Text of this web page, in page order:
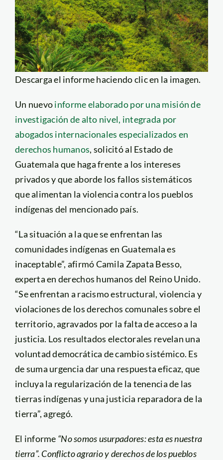
Descarga el informe haciendo clic en la imagen.
Un nuevoinforme elaborado por una misión de
investigación de alto nivel, integrada por
abogados internacionales especializados en
derechos humanos, solicitó al Estado de
Guatemala que haga frente a los intereses
privados y que aborde los fallos sistemáticos
que alimentan la violencia contra los pueblos
indígenas del mencionado país.
“La situación a la que se enfrentan las
comunidades indígenas en Guatemala es
inaceptable”, afirmó Camila Zapata Besso,
experta en derechos humanos del Reino Unido.
“Se enfrentan a racismo estructural, violencia y
violaciones de los derechos comunales sobre el
territorio, agravados por la falta de acceso a la
justicia. Los resultados electorales revelan una
voluntad democrática de cambio sistémico. Es
de suma urgencia dar una respuesta eficaz, que
incluya la regularización de la tenencia de las
tierras indígenas y una justicia reparadora de la
tierra”, agregó.
El informe “No somos usurpadores: esta es nuestra
tierra”. Conflicto agrario y derechos de los pueblos